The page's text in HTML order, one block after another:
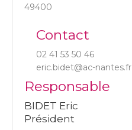
49400
Contact
02 41 53 50 46
eric.bidet@ac-nantes.fr
Responsable
BIDET Eric
Président